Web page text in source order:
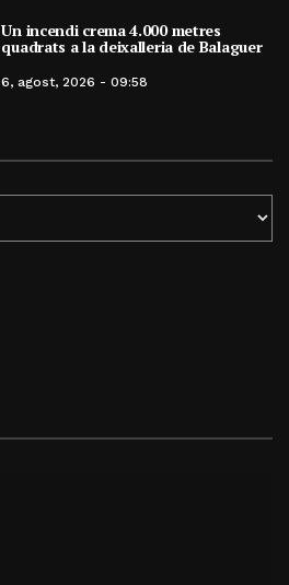
Un incendi crema 4.000 metres
quadrats a la deixalleria de Balaguer
6, agost, 2026 - 09:58